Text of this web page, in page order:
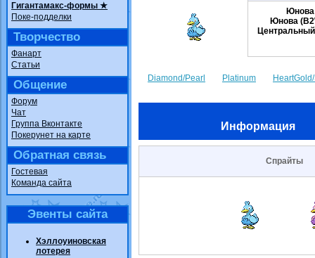
Гигантамакс-формы ★
Поке-подделки
Творчество
Фанарт
Статьи
Общение
Форум
Чат
Группа Вконтакте
Покерунет на карте
Обратная связь
Гостевая
Команда сайта
Эвенты сайта
Хэллоуиновская
лотерея
Юнова
Юнова
Diamond/Pearl Platinum
Информация
Спрайты